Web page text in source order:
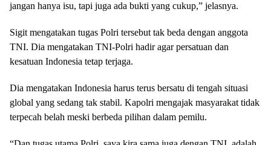
jangan hanya isu, tapi juga ada bukti yang cukup,” jelasnya.
Sigit mengatakan tugas Polri tersebut tak beda dengan anggota
TNI. Dia mengatakan TNI-Polri hadir agar persatuan dan
kesatuan Indonesia tetap terjaga.
Dia mengatakan Indonesia harus terus bersatu di tengah situasi
global yang sedang tak stabil. Kapolri mengajak masyarakat tidak
terpecah belah meski berbeda pilihan dalam pemilu.